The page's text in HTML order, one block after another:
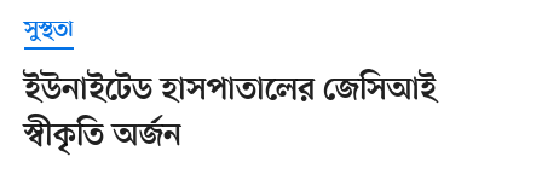
সুস্থতা
ইউনাইটেড হাসপাতালের জেসিআই
স্বীকৃতি অর্জন